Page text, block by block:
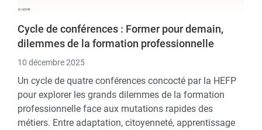
Cycle de conférences : Former pour demain,
dilemmes de la formation professionnelle
10 décembre 2025
Un cycle de quatre conférences concocté par la HEFP
pour explorer les grands dilemmes de la formation
professionnelle face aux mutations rapides des
métiers. Entre adaptation, citoyenneté, apprentissage